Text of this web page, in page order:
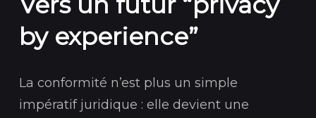
by experience”
La conformité n’est plus un simple
impératif juridique : elle devient une